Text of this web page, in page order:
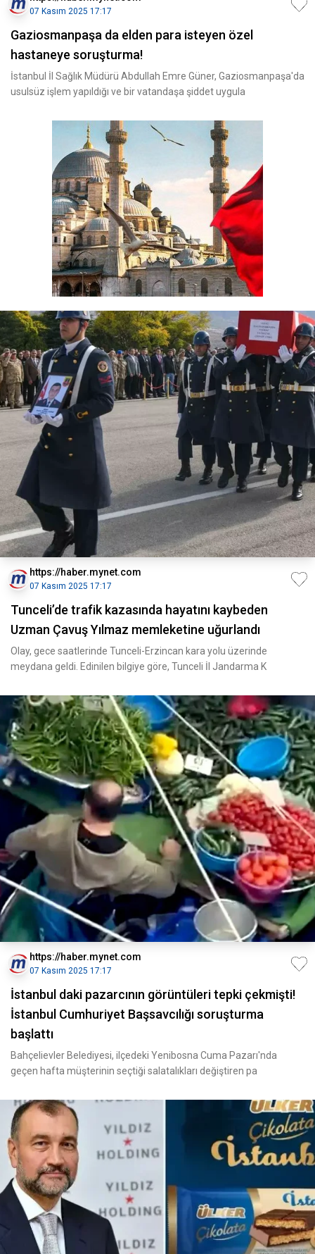
07 Kasım 2025 17:17
Gaziosmanpaşa da elden para isteyen özel
hastaneye soruşturma!
İstanbul İl Sağlık Müdürü Abdullah Emre Güner, Gaziosmanpaşa'da
usulsüz işlem yapıldığı ve bir vatandaşa şiddet uygula
https://haber.mynet.com
07 Kasım 2025 17:17
Tunceli’de trafik kazasında hayatını kaybeden
Uzman Çavuş Yılmaz memleketine uğurlandı
Olay, gece saatlerinde Tunceli-Erzincan kara yolu üzerinde
meydana geldi. Edinilen bilgiye göre, Tunceli İl Jandarma K
https://haber.mynet.com
07 Kasım 2025 17:17
İstanbul daki pazarcının görüntüleri tepki çekmişti!
İstanbul Cumhuriyet Başsavcılığı soruşturma
başlattı
Bahçelievler Belediyesi, ilçedeki Yenibosna Cuma Pazarı'nda
geçen hafta müşterinin seçtiği salatalıkları değiştiren pa